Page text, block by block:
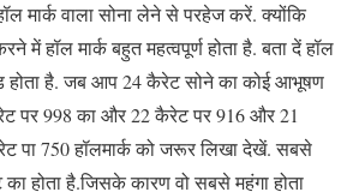
मार्क वाला सोना लेने से परहेज करें. क्योंकि
में हॉल मार्क बहुत महत्वपूर्ण होता है. बता दें हॉल
होता है. जब आप 24 कैरेट सोने का कोई आभूषण
पर 998 का और 22 कैरेट पर 916 और 21
पा 750 हॉलमार्क को जरूर लिखा देखें. सबसे
का होता है.जिसके कारण वो सबसे महंगा होता